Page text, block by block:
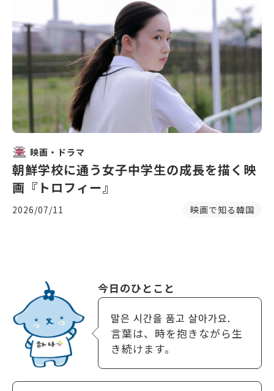
映画・ドラマ
朝鮮学校に通う女子中学生の成長を描く映
画『トロフィー』
2026/07/11 映画で知る韓国
今日のひとこと
말은 시간을 품고 살아가요.
言葉は、時を抱きながら生
き続けます。